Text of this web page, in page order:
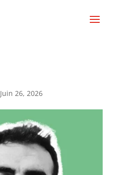
Juin 26, 2026